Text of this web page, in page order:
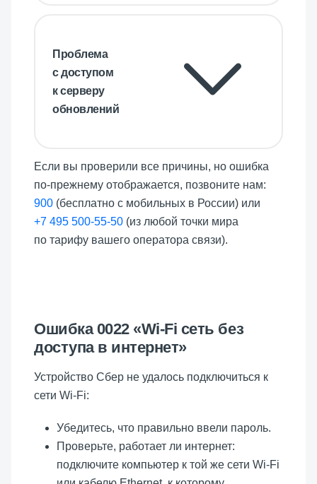
Проблема
с доступом
к серверу
обновлений
Если вы проверили все причины, но ошибка
по-прежнему отображается, позвоните нам:
900 (бесплатно с мобильных в России) или
+7 495 500-55-50 (из любой точки мира
по тарифу вашего оператора связи).
Ошибка 0022 «Wi-Fi сеть без
доступа в интернет»
Устройство Сбер не удалось подключиться к
сети Wi-Fi:
Убедитесь, что правильно ввели пароль.
Проверьте, работает ли интернет:
подключите компьютер к той же сети Wi-Fi